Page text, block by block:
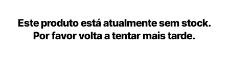
Este produto está atualmente sem stock.
Por favor volta a tentar mais tarde.